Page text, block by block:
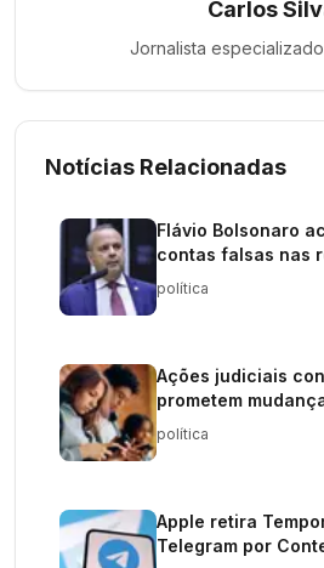
Carlos
Jornalista
Notícias Relacionadas
Flávio Bolsonaro
contas falsas nas
política
Ações judiciais
prometem
política
Apple retira
Telegram por